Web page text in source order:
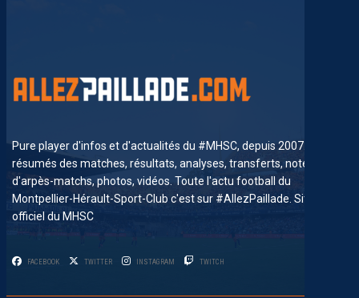
Pure player d'infos et d'actualités du #MHSC, depuis 2007. News,
résumés des matches, résultats, analyses, transferts, notes
d'arpès-matchs, photos, vidéos. Toute l'actu football du
Montpellier-Hérault-Sport-Club c'est sur #AllezPaillade. Site non-
officiel du MHSC
FACEBOOK TWITTER INSTAGRAM TWITCH